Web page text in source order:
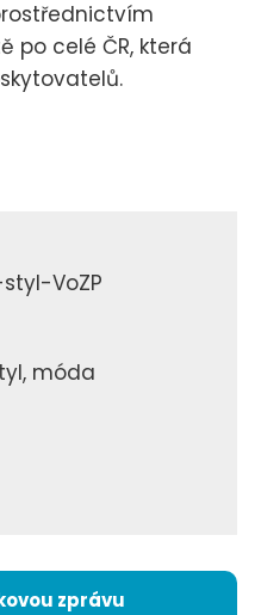
po celé ČR, která
VoZP
móda
zprávu